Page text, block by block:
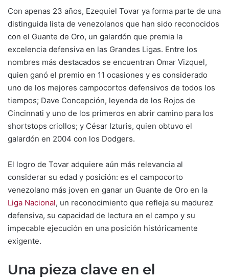
Con apenas 23 años, Ezequiel Tovar ya forma parte de una
distinguida lista de venezolanos que han sido reconocidos
con el Guante de Oro, un galardón que premia la
excelencia defensiva en las Grandes Ligas. Entre los
nombres más destacados se encuentran Omar Vizquel,
quien ganó el premio en 11 ocasiones y es considerado
uno de los mejores campocortos defensivos de todos los
tiempos; Dave Concepción, leyenda de los Rojos de
Cincinnati y uno de los primeros en abrir camino para los
shortstops criollos; y César Izturis, quien obtuvo el
galardón en 2004 con los Dodgers.
El logro de Tovar adquiere aún más relevancia al
considerar su edad y posición: es el campocorto
venezolano más joven en ganar un Guante de Oro en la
Liga Nacional, un reconocimiento que refleja su madurez
defensiva, su capacidad de lectura en el campo y su
impecable ejecución en una posición históricamente
exigente.
Una pieza clave en el